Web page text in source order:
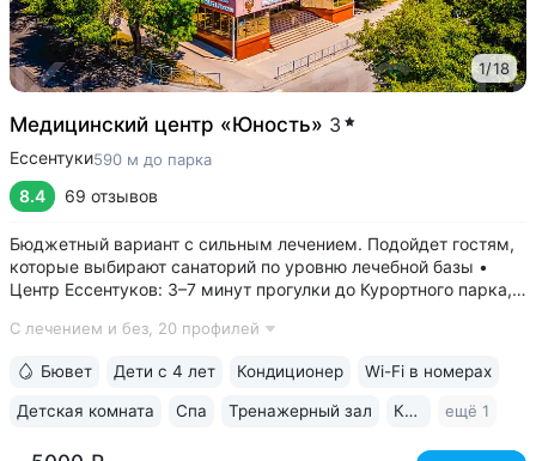
1/18
Медицинский центр «Юность» 3
Ессентуки590 м до парка
8.4 69 отзывов
Бюджетный вариант с сильным лечением. Подойдет гостям,
которые выбирают санаторий по уровню лечебной базы •
Центр Ессентуков: 3–7 минут прогулки до Курортного парка,
вокзала • Более 60 лет экспертизы в реабилитации
С лечением и без, 20 профилей
Бювет Дети с 4 лет Кондиционер Wi-Fi в номерах
Детская комната Спа Тренажерный зал Караоке ещё 1